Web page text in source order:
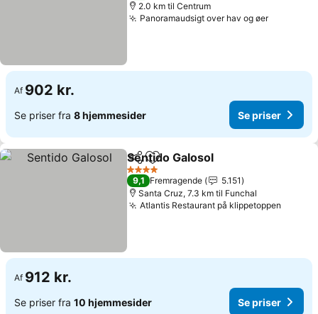
2.0 km til Centrum
Panoramaudsigt over hav og øer
Af 902 kr.
Se priser fra 8 hjemmesider Se priser
Del Føj til favoritter
Sentido Galosol
4 Stjerner
9,1 Fremragende
5.151
Santa Cruz, 7.3 km til Funchal
Atlantis Restaurant på klippetoppen
Af 912 kr.
Se priser fra 10 hjemmesider Se priser